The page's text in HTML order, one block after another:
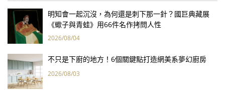
明知會一起沉沒，為何還是刺下那一針？國巨典藏展
《蠍子與青蛙》用66件名作拷問人性
2026/08/04
不只是下廚的地方！6個關鍵點打造網美系夢幻廚房
2026/08/03